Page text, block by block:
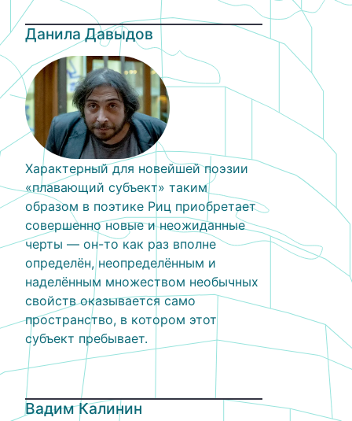
Данила Давыдов
Характерный для новейшей поэзии
«плавающий субъект» таким
образом в поэтике Риц приобретает
совершенно новые и неожиданные
черты — он-то как раз вполне
определён, неопределённым и
наделённым множеством необычных
свойств оказывается само
пространство, в котором этот
субъект пребывает.
Вадим Калинин